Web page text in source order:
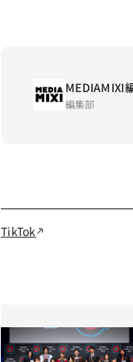
MEDIAMIXI
編集部
TikTok